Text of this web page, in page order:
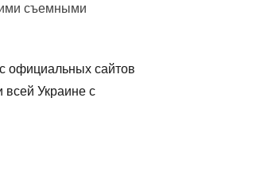
съемными
официальных сайтов
всей Украине с